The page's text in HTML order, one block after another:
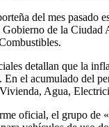
del mes pasado
de la Ciudad
detallan que la
En el acumulado del
Agua,
oficial, el grupo de